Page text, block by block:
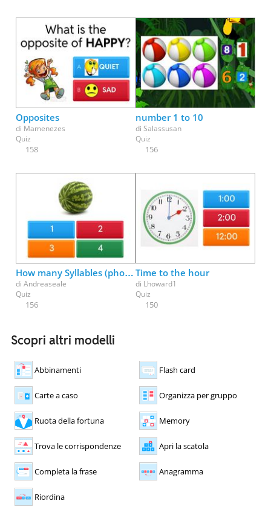
Opposites
di Mamenezes
Quiz
158
number 1 to 10
di Salassusan
Quiz
156
How many Syllables (phonological awareness)
diAndreaseale
Quiz
156
Time to the hour
di Lhoward1
Quiz
150
Scopri altri modelli
Abbinamenti Flash card
Carte a caso Organizza per gruppo
Ruota della fortuna Memory
Trova le corrispondenze Apri la scatola
Completa la frase Anagramma
Riordina